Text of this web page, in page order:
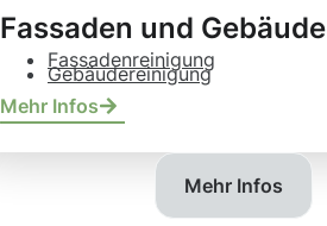
Fassaden und Gebäude
Fassadenreinigung
Gebäudereinigung
Mehr Infos
Mehr Infos